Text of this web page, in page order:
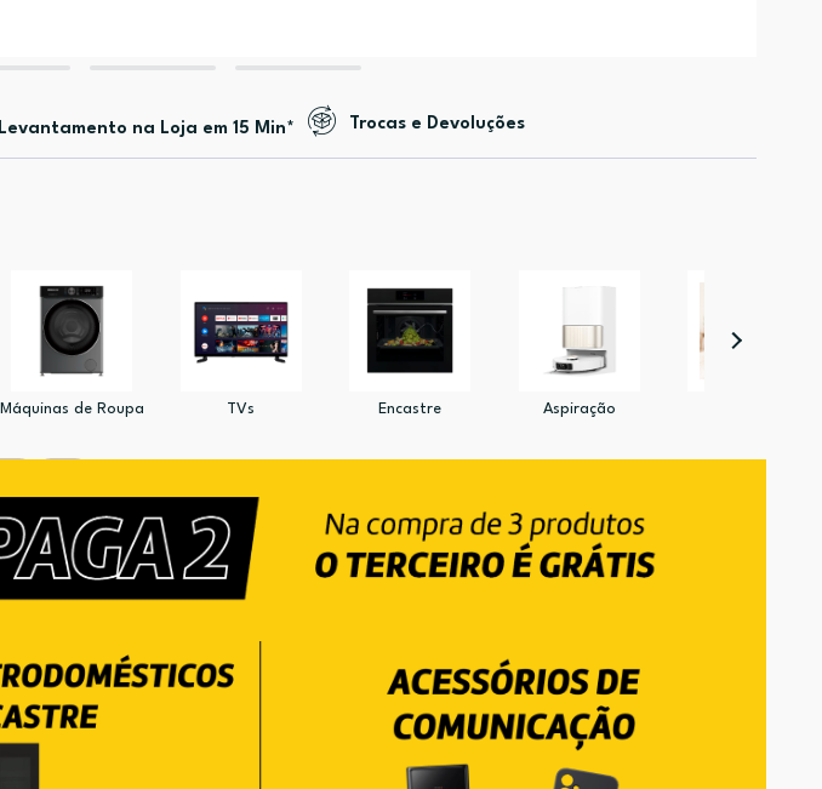
Levantamento na Loja em 15 Min* Trocas e Devoluções
Máquinas de Roupa TVs Encastre Aspiração